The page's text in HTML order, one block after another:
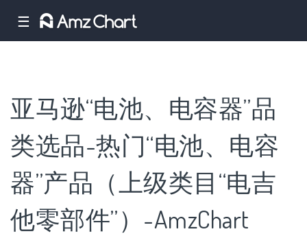
☰
亚马逊“电池、电容器”品
类选品-热门“电池、电容
器”产品（上级类目“电吉
他零部件”）-AmzChart